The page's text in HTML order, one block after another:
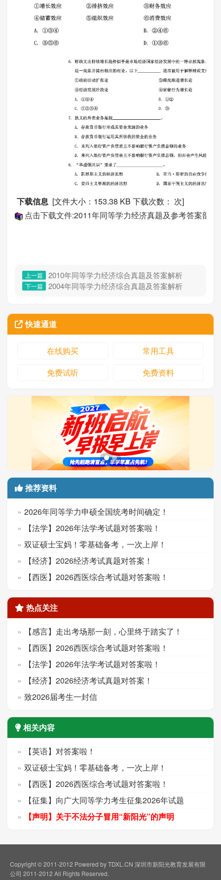
下载信息 [文件大小：153.38 KB 下载次数： 次]
点击下载文件:2011年同等学力经济真题及参考答案部份
上一篇 2010年同等学力经济综合真题及答案解析
下一篇 2004年同等学力经济综合真题及答案解析
快速通道
在线购买
常用工具
免费试听
免费资料
推荐资料
2026年同等学力申硕全国统考时间确定！
【法学】2026年法学考试题对答案啦！
双证硕士宝妈！零基础备考，一次上岸！
【经济】2026经济考试真题对答案！
【西医】2026西医综合考试题对答案啦！
热点关注
【感言】走出考场那一刻，心里终于踏实了！
【西医】2026西医综合考试题对答案啦！
【法学】2026年法学考试题对答案啦！
【经济】2026经济考试真题对答案！
致2026届考生一封信
相关内容
【英语】对答案啦！
双证硕士宝妈！零基础备考，一次上岸！
【西医】2026西医综合考试题对答案啦！
【征集】向广大同等学力考生征集2026年试题
【声明】关于不法分子冒用“新阳光”的声明
Copyright © 2011-2012 Powered by TDXL.CN 深圳市新阳光教育发展有限
公司 2011-2012 All Rights Reserved.